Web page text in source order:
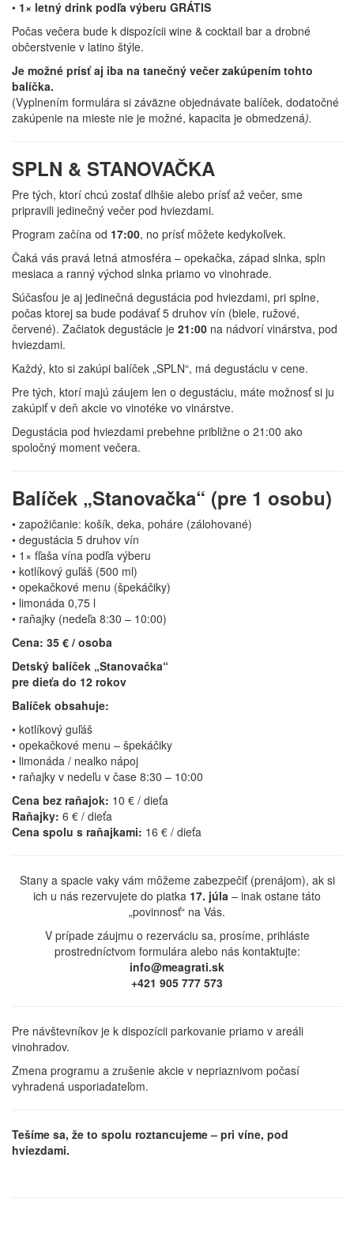
• 1× letný drink podľa výberu GRÁTIS
Počas večera bude k dispozícii wine & cocktail bar a drobné
občerstvenie v latino štýle.
Je možné prísť aj iba na tanečný večer zakúpením tohto
balíčka.
(Vyplnením formulára si záväzne objednávate balíček, dodatočné
zakúpenie na mieste nie je možné, kapacita je obmedzená).
SPLN & STANOVAČKA
Pre tých, ktorí chcú zostať dlhšie alebo prísť až večer, sme
pripravili jedinečný večer pod hviezdami.
Program začína od 17:00, no prísť môžete kedykoľvek.
Čaká vás pravá letná atmosféra – opekačka, západ slnka, spln
mesiaca a ranný východ slnka priamo vo vinohrade.
Súčasťou je aj jedinečná degustácia pod hviezdami, pri splne,
počas ktorej sa bude podávať 5 druhov vín (biele, ružové,
červené). Začiatok degustácie je 21:00 na nádvorí vinárstva, pod
hviezdami.
Každý, kto si zakúpi balíček „SPLN“, má degustáciu v cene.
Pre tých, ktorí majú záujem len o degustáciu, máte možnosť si ju
zakúpiť v deň akcie vo vinotéke vo vinárstve.
Degustácia pod hviezdami prebehne približne o 21:00 ako
spoločný moment večera.
Balíček „Stanovačka“ (pre 1 osobu)
• zapožičanie: košík, deka, poháre (zálohované)
• degustácia 5 druhov vín
• 1× fľaša vína podľa výberu
• kotlíkový guľáš (500 ml)
• opekačkové menu (špekáčiky)
• limonáda 0,75 l
• raňajky (nedeľa 8:30 – 10:00)
Cena: 35 € / osoba
Detský balíček „Stanovačka“
pre dieťa do 12 rokov
Balíček obsahuje:
• kotlíkový guľáš
• opekačkové menu – špekáčiky
• limonáda / nealko nápoj
• raňajky v nedeľu v čase 8:30 – 10:00
Cena bez raňajok: 10 € / dieťa
Raňajky: 6 € / dieťa
Cena spolu s raňajkami: 16 € / dieťa
Stany a spacie vaky vám môžeme zabezpečiť (prenájom), ak si
ich u nás rezervujete do piatka 17. júla – inak ostane táto
„povinnosť“ na Vás.
V prípade záujmu o rezerváciu sa, prosíme, prihláste
prostredníctvom formulára alebo nás kontaktujte:
info@meagrati.sk
+421 905 777 573
Pre návštevníkov je k dispozícii parkovanie priamo v areáli
vinohradov.
Zmena programu a zrušenie akcie v nepriaznivom počasí
vyhradená usporiadateľom.
Tešíme sa, že to spolu roztancujeme – pri víne, pod
hviezdami.